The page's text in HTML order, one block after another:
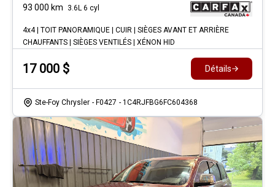
93 000 km 3.6L 6 cyl
4x4 | TOIT PANORAMIQUE | CUIR | SIÈGES AVANT ET ARRIÈRE
CHAUFFANTS | SIÈGES VENTILÉS | XÉNON HID
17 000 $ Détails
Ste-Foy Chrysler - F0427 - 1C4RJFBG6FC604368